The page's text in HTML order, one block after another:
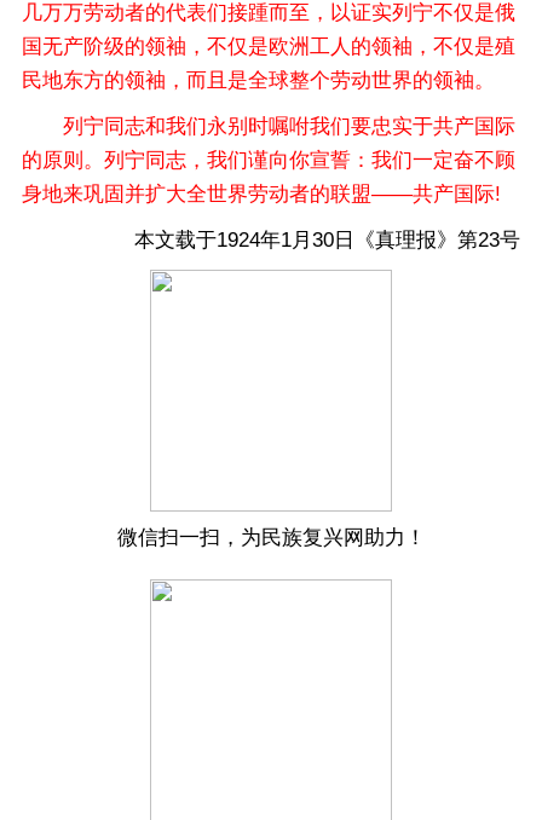
几万万劳动者的代表们接踵而至，以证实列宁不仅是俄
国无产阶级的领袖，不仅是欧洲工人的领袖，不仅是殖
民地东方的领袖，而且是全球整个劳动世界的领袖。
列宁同志和我们永别时嘱咐我们要忠实于共产国际
的原则。列宁同志，我们谨向你宣誓：我们一定奋不顾
身地来巩固并扩大全世界劳动者的联盟——共产国际!
本文载于1924年1月30日《真理报》第23号
微信扫一扫，为民族复兴网助力！